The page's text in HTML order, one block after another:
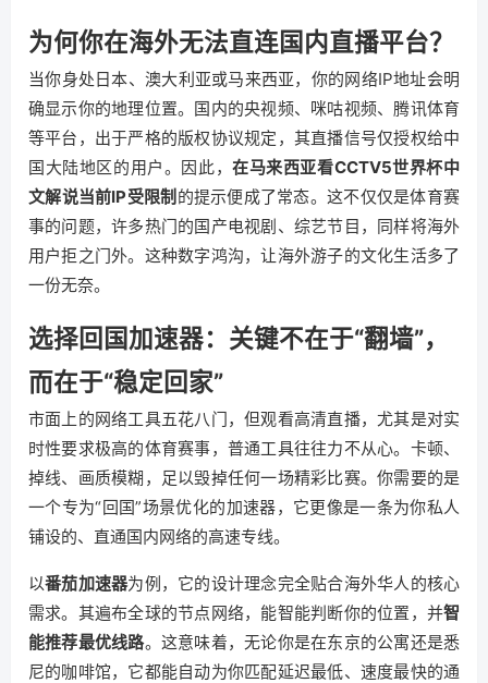
为何你在海外无法直连国内直播平台？
当你身处日本、澳大利亚或马来西亚，你的网络IP地址会明
确显示你的地理位置。国内的央视频、咪咕视频、腾讯体育
等平台，出于严格的版权协议规定，其直播信号仅授权给中
国大陆地区的用户。因此，在马来西亚看CCTV5世界杯中
文解说当前IP受限制 的提示便成了常态。这不仅仅是体育赛
事的问题，许多热门的国产电视剧、综艺节目，同样将海外
用户拒之门外。这种数字鸿沟，让海外游子的文化生活多了
一份无奈。
选择回国加速器：关键不在于“翻墙”，
而在于“稳定回家”
市面上的网络工具五花八门，但观看高清直播，尤其是对实
时性要求极高的体育赛事，普通工具往往力不从心。卡顿、
掉线、画质模糊，足以毁掉任何一场精彩比赛。你需要的是
一个专为“回国”场景优化的加速器，它更像是一条为你私人
铺设的、直通国内网络的高速专线。
以番茄加速器为例，它的设计理念完全贴合海外华人的核心
需求。其遍布全球的节点网络，能智能判断你的位置，并智
能推荐最优线路。这意味着，无论你是在东京的公寓还是悉
尼的咖啡馆，它都能自动为你匹配延迟最低、速度最快的通